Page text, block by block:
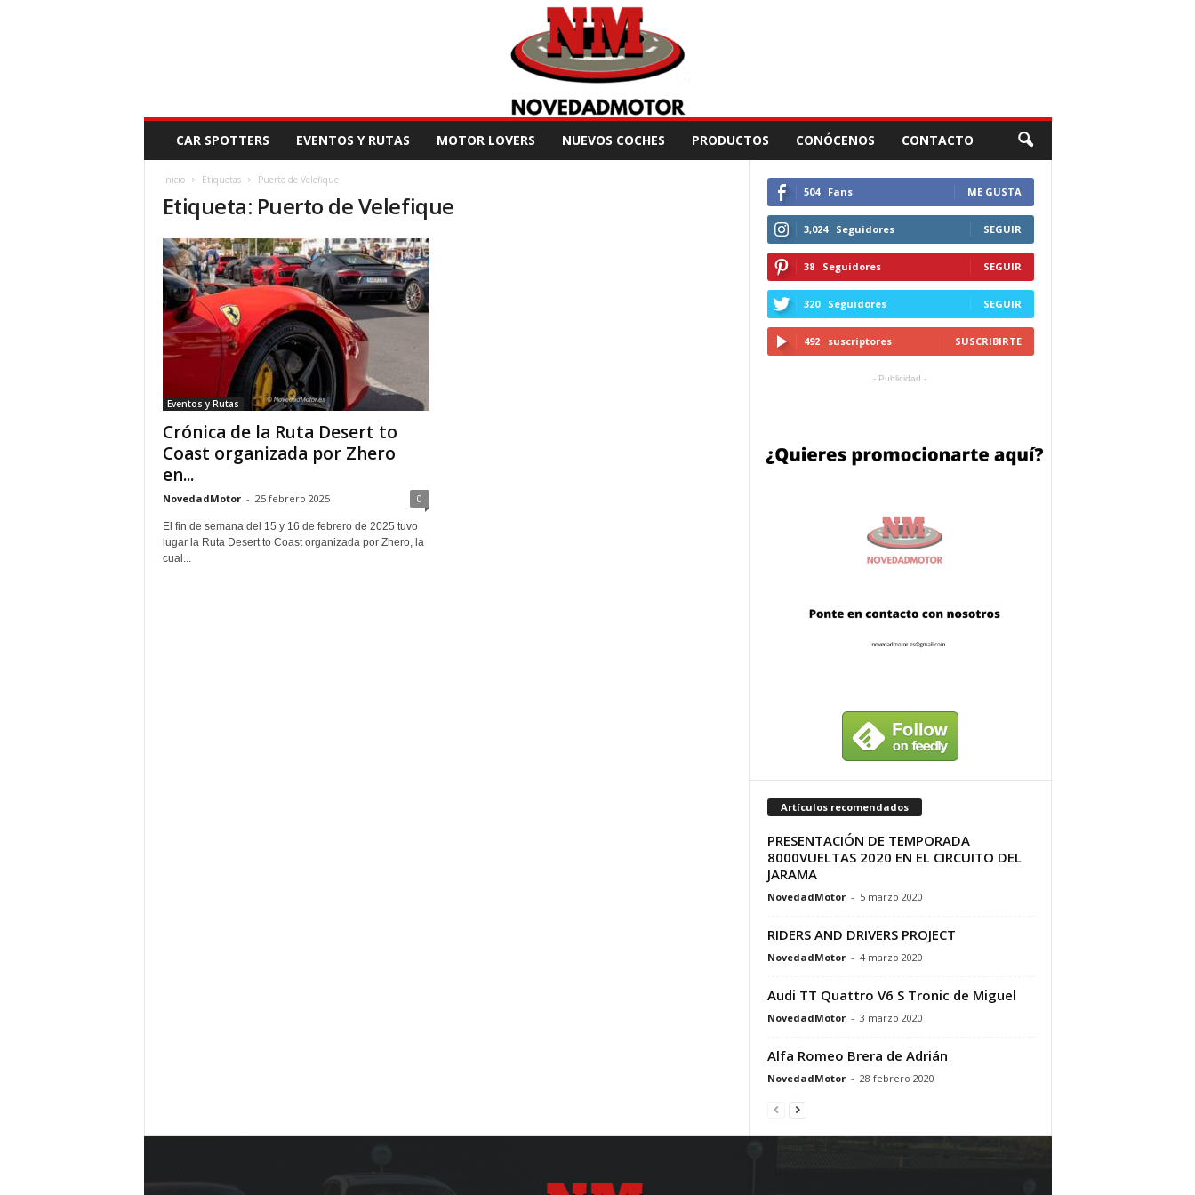
V
CAR SPOTTERS EVENTOS Y RUTAS MOTOR LOVERS NUEVOS COCHES PRODUCTOS CONÓCENOS CONTACTO
Inicio Etiquetas Puerto de Velefique
Etiqueta: Puerto de Velefique
Eventos y Rutas
Crónica de la Ruta Desert to
Coast organizada por Zhero
en...
NovedadMotor - 25 febrero 2025 0
El fin de semana del 15 y 16 de febrero de 2025 tuvo
lugar la Ruta Desert to Coast organizada por Zhero, la
cual...
504 Fans ME GUSTA
3,024 Seguidores SEGUIR
38 Seguidores SEGUIR
320 Seguidores SEGUIR
492 suscriptores SUSCRIBIRTE
- Publicidad -
Artículos recomendados
PRESENTACIÓN DE TEMPORADA
8000VUELTAS 2020 EN EL CIRCUITO DEL
JARAMA
NovedadMotor - 5 marzo 2020
RIDERS AND DRIVERS PROJECT
NovedadMotor - 4 marzo 2020
Audi TT Quattro V6 S Tronic de Miguel
NovedadMotor - 3 marzo 2020
Alfa Romeo Brera de Adrián
NovedadMotor - 28 febrero 2020